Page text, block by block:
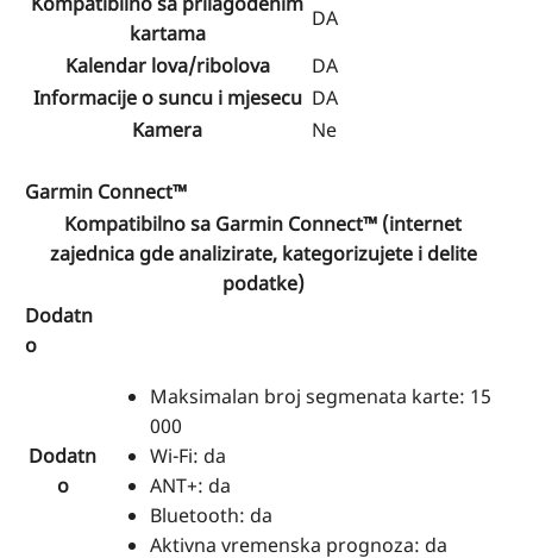
kartama
DA
Kalendar lova/ribolova
DA
Informacije o suncu i mjesecu DA
Kamera
Ne
Garmin Connect™
Kompatibilno sa Garmin Connect™ (internet
zajednica gde analizirate, kategorizujete i delite
podatke)
Dodatn
o
Dodatn
o
Maksimalan broj segmenata karte: 15
000
Wi-Fi: da
ANT+: da
Bluetooth: da
Aktivna vremenska prognoza: da